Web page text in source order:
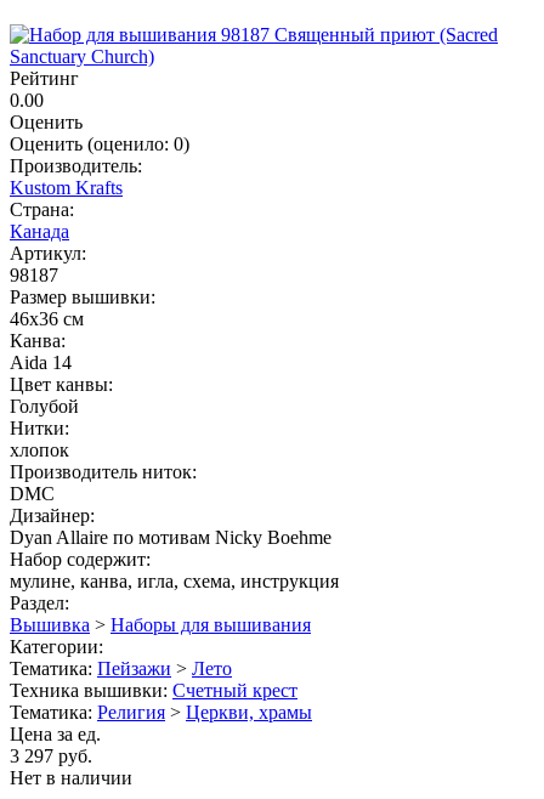
Рейтинг
0.00
Оценить
Оценить (оценило: 0)
Производитель:
Kustom Krafts
Страна:
Канада
Артикул:
98187
Размер вышивки:
46x36 см
Канва:
Aida 14
Цвет канвы:
Голубой
Нитки:
хлопок
Производитель ниток:
DMC
Дизайнер:
Dyan Allaire по мотивам Nicky Boehme
Набор содержит:
мулине, канва, игла, схема, инструкция
Раздел:
Вышивка > Наборы для вышивания
Категории:
Тематика: Пейзажи > Лето
Техника вышивки: Счетный крест
Тематика: Религия > Церкви, храмы
Цена за ед.
3 297 руб.
Нет в наличии